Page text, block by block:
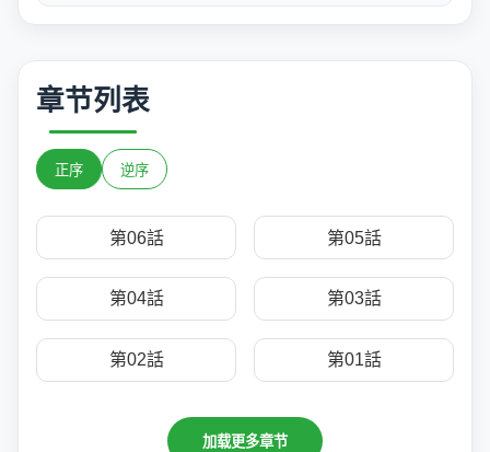
章节列表
正序 逆序
第06話 第05話
第04話 第03話
第02話 第01話
加载更多章节